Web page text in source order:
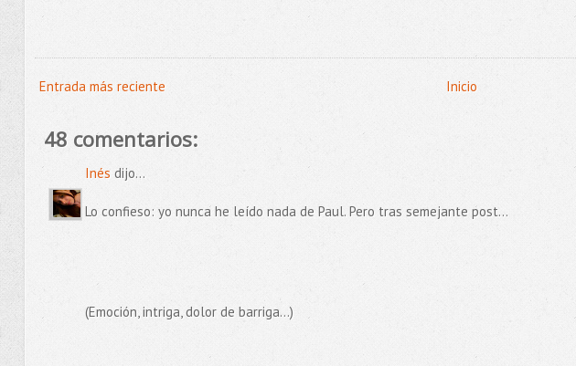
Entrada más reciente Inicio
48 comentarios:
Inés dijo...
Lo confieso: yo nunca he leído nada de Paul. Pero tras semejante post...
(Emoción, intriga, dolor de barriga...)